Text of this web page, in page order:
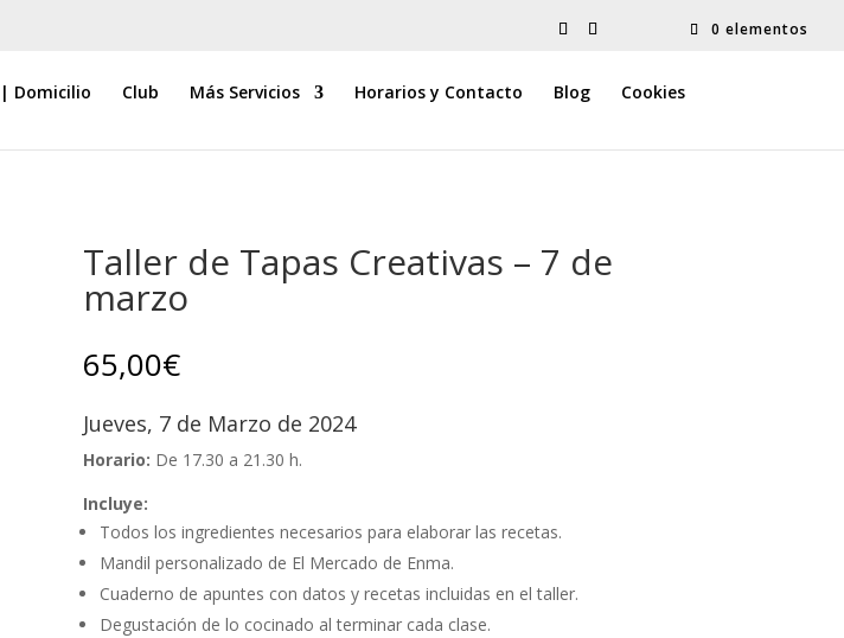
0 elementos
Domicilio Club Más Servicios Horarios y Contacto Blog Cookies
Taller de Tapas Creativas – 7 de
marzo
65,00€
Jueves, 7 de Marzo de 2024
Horario: De 17.30 a 21.30 h.
Incluye:
Todos los ingredientes necesarios para elaborar las recetas.
Mandil personalizado de El Mercado de Enma.
Cuaderno de apuntes con datos y recetas incluidas en el taller.
Degustación de lo cocinado al terminar cada clase.